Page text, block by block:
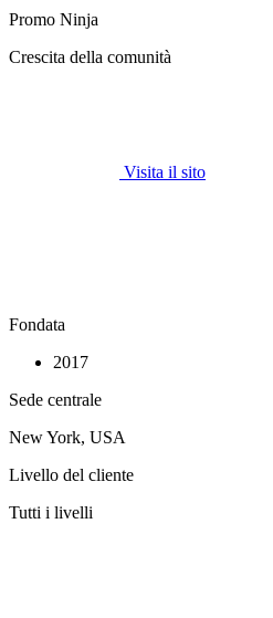
Promo Ninja
Crescita della comunità
Visita il sito
Fondata
2017
Sede centrale
New York, USA
Livello del cliente
Tutti i livelli